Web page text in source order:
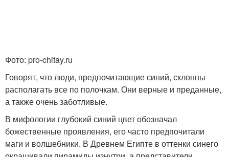
Фото: pro-chitay.ru
Говорят, что люди, предпочитающие синий, склонны
располагать все по полочкам. Они верные и преданные,
а также очень заботливые.
В мифологии глубокий синий цвет обозначал
божественные проявления, его часто предпочитали
маги и волшебники. В Древнем Египте в оттенки синего